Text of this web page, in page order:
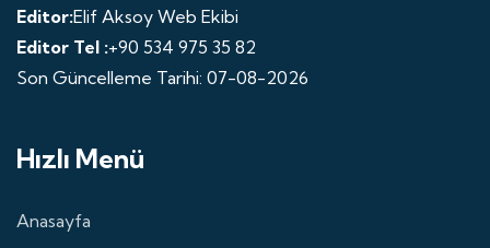
Editor:Elif Aksoy Web Ekibi
Editor Tel :+90 534 975 35 82
Son Güncelleme Tarihi: 07-08-2026
Hızlı Menü
Anasayfa